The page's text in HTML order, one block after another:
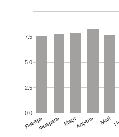
ЯнварьФевраль МартАпрель Май
0.0
2.5
5.0
7.5